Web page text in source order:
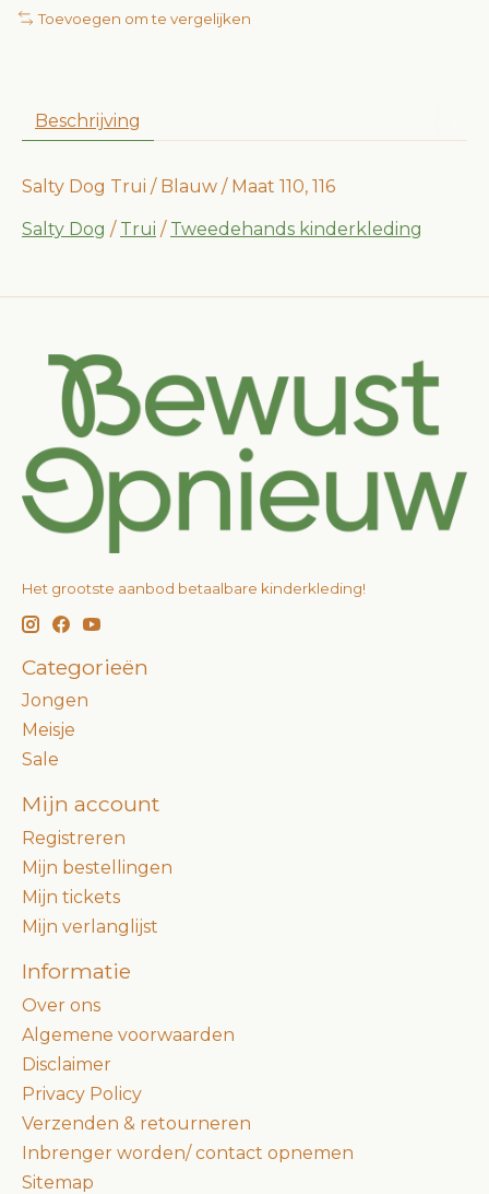
Toevoegen om te vergelijken
Beschrijving
Salty Dog Trui / Blauw / Maat 110, 116
Salty Dog / Trui / Tweedehands kinderkleding
Het grootste aanbod betaalbare kinderkleding!
Categorieën
Jongen
Meisje
Sale
Mijn account
Registreren
Mijn bestellingen
Mijn tickets
Mijn verlanglijst
Informatie
Over ons
Algemene voorwaarden
Disclaimer
Privacy Policy
Verzenden & retourneren
Inbrenger worden/ contact opnemen
Sitemap